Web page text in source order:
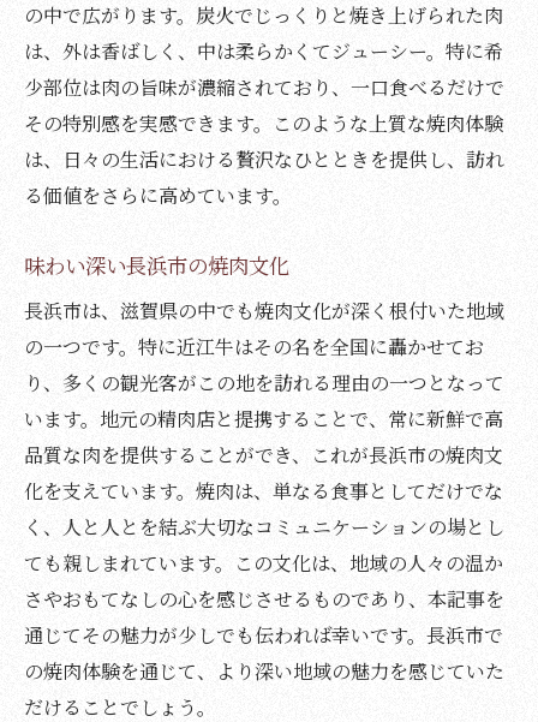
焼肉体験を彩る長浜市の魅力
技術が光る炭火焼きのテクニック
特別な焼肉体験のためのガイド
リフレッシュスペースでの癒しのひととき
焼肉好き必見滋賀県長浜市で究極の味わいを体
滋賀県ならではの焼肉の魅力
長浜市にしかない希少部位の楽しみ
炭火焼きの魅力を引き出すためのポイント
究極の味わいを追求する心
焼肉とリフレッシュの絶妙なバランス
訪れる価値のある焼肉とリフレッシュの名
所
滋賀県長浜市の焼肉体験リフレッシュスペース
の心地よさ
焼肉体験をさらに豊かにするリフレッシュ
方法
長浜市の自然と調和したリフレッシュスペ
の中で広がります。炭火でじっくりと焼き上げられた肉
は、外は香ばしく、中は柔らかくてジューシー。特に希
少部位は肉の旨味が濃縮されており、一口食べるだけで
その特別感を実感できます。このような上質な焼肉体験
は、日々の生活における贅沢なひとときを提供し、訪れ
る価値をさらに高めています。
味わい深い長浜市の焼肉文化
長浜市は、滋賀県の中でも焼肉文化が深く根付いた地域
の一つです。特に近江牛はその名を全国に轟かせてお
り、多くの観光客がこの地を訪れる理由の一つとなって
います。地元の精肉店と提携することで、常に新鮮で高
品質な肉を提供することができ、これが長浜市の焼肉文
化を支えています。焼肉は、単なる食事としてだけでな
く、人と人とを結ぶ大切なコミュニケーションの場とし
ても親しまれています。この文化は、地域の人々の温か
さやおもてなしの心を感じさせるものであり、本記事を
通じてその魅力が少しでも伝われば幸いです。長浜市で
の焼肉体験を通じて、より深い地域の魅力を感じていた
だけることでしょう。